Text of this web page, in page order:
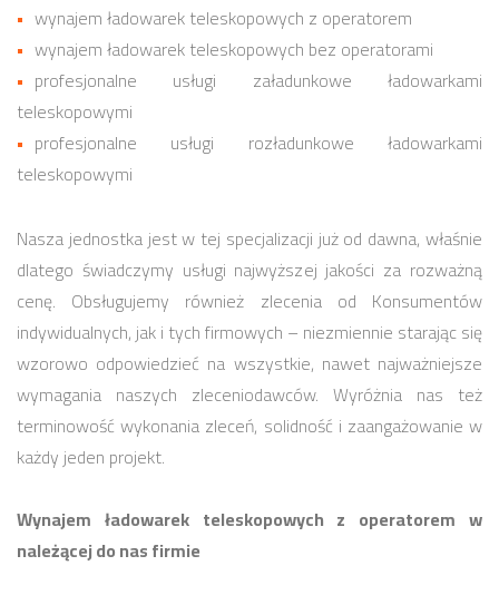
wynajem ładowarek teleskopowych z operatorem
wynajem ładowarek teleskopowych bez operatorami
profesjonalne usługi załadunkowe ładowarkami
teleskopowymi
profesjonalne usługi rozładunkowe ładowarkami
teleskopowymi
Nasza jednostka jest w tej specjalizacji już od dawna, właśnie
dlatego świadczymy usługi najwyższej jakości za rozważną
cenę. Obsługujemy również zlecenia od Konsumentów
indywidualnych, jak i tych firmowych – niezmiennie starając się
wzorowo odpowiedzieć na wszystkie, nawet najważniejsze
wymagania naszych zleceniodawców. Wyróżnia nas też
terminowość wykonania zleceń, solidność i zaangażowanie w
każdy jeden projekt.
Wynajem ładowarek teleskopowych z operatorem w
należącej do nas firmie